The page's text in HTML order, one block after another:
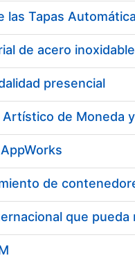
de acero inoxidable
presencial
de Moneda